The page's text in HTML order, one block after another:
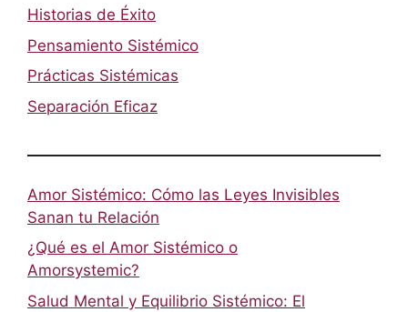
Historias de Éxito
Pensamiento Sistémico
Prácticas Sistémicas
Separación Eficaz
Amor Sistémico: Cómo las Leyes Invisibles
Sanan tu Relación
¿Qué es el Amor Sistémico o
Amorsystemic?
Salud Mental y Equilibrio Sistémico: El